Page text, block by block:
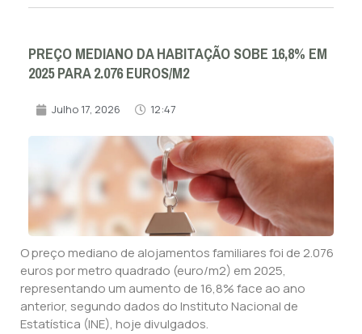
PREÇO MEDIANO DA HABITAÇÃO SOBE 16,8% EM
2025 PARA 2.076 EUROS/M2
Julho 17, 2026 12:47
O preço mediano de alojamentos familiares foi de 2.076
euros por metro quadrado (euro/m2) em 2025,
representando um aumento de 16,8% face ao ano
anterior, segundo dados do Instituto Nacional de
Estatística (INE), hoje divulgados.